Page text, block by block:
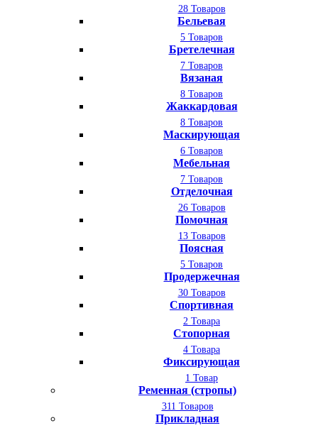
28 Товаров
Бельевая
5 Товаров
Бретелечная
7 Товаров
Вязаная
8 Товаров
Жаккардовая
8 Товаров
Маскирующая
6 Товаров
Мебельная
7 Товаров
Отделочная
26 Товаров
Помочная
13 Товаров
Поясная
5 Товаров
Продержечная
30 Товаров
Спортивная
2 Товара
Стопорная
4 Товара
Фиксирующая
1 Товар
Ременная (стропы)
311 Товаров
Прикладная